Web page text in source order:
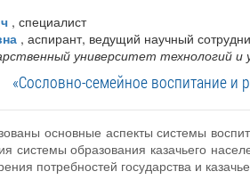
, специалист
, аспирант, ведущий научный
университет технологий и
«Сословно-семейное воспитание и
основные аспекты системы
системы образования казачьего
потребностей государства и